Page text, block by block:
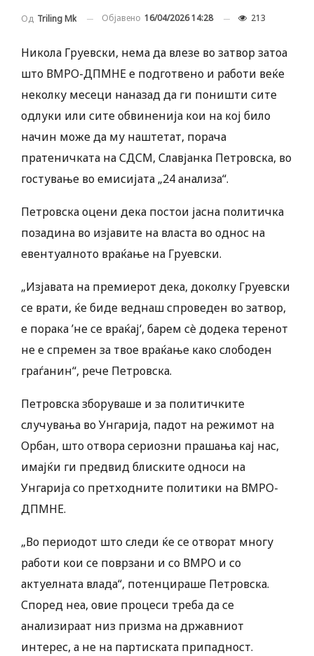
Од Triling Mk Објавено 16/04/2026 14:28 213
Никола Груевски, нема да влезе во затвор затоа
што ВМРО-ДПМНЕ е подготвено и работи веќе
неколку месеци наназад да ги поништи сите
одлуки или сите обвиненија кои на кој било
начин може да му наштетат, порача
пратеничката на СДСМ, Славјанка Петровска, во
гостување во емисијата „24 анализа“.
Петровска оцени дека постои јасна политичка
позадина во изјавите на власта во однос на
евентуалното враќање на Груевски.
„Изјавата на премиерот дека, доколку Груевски
се врати, ќе биде веднаш спроведен во затвор,
е порака ’не се враќај‘, барем сè додека теренот
не е спремен за твое враќање како слободен
граѓанин“, рече Петровска.
Петровска зборуваше и за политичките
случувања во Унгарија, падот на режимот на
Орбан, што отвора сериозни прашања кај нас,
имајќи ги предвид блиските односи на
Унгарија со претходните политики на ВМРО-
ДПМНЕ.
„Во периодот што следи ќе се отворат многу
работи кои се поврзани и со ВМРО и со
актуелната влада“, потенцираше Петровска.
Според неа, овие процеси треба да се
анализираат низ призма на државниот
интерес, а не на партиската припадност.